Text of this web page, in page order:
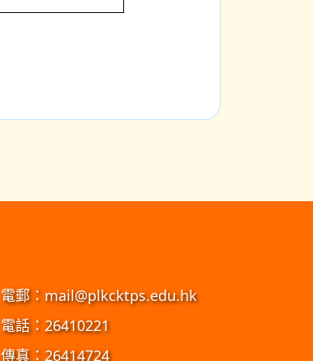
電郵： mail@plkcktps.edu.hk
電話：26410221
傳真：26414724